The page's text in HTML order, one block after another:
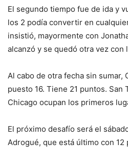
El segundo tiempo fue de ida y
los 2 podía convertir en
insistió, mayormente con
alcanzó y se quedó otra vez con
Al cabo de otra fecha sin sumar,
puesto 16. Tiene 21 puntos. San
Chicago ocupan los primeros
El próximo desafío será el
Adrogué, que está último con 12